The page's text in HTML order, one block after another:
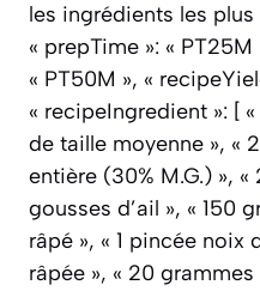
les ingrédients les plus
« prepTime »: « PT25M
« PT50M », «
« recipeIngredient »: [
de taille moyenne », «
entière (30% M.G.) »,
gousses d’ail », « 150
râpé », « 1 pincée
râpée », « 20